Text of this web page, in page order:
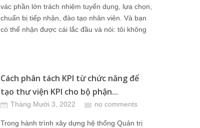
vác phần lớn trách nhiệm tuyển dụng, lựa chọn,
chuẩn bị tiếp nhận, đào tạo nhân viên. Và bạn
có thể nhận được cái lắc đầu và nói: tôi không
Cách phân tách KPI từ chức năng để
tạo thư viện KPI cho bộ phận...
Tháng Mười 3, 2022 no comments
Trong hành trình xây dựng hệ thống Quản trị